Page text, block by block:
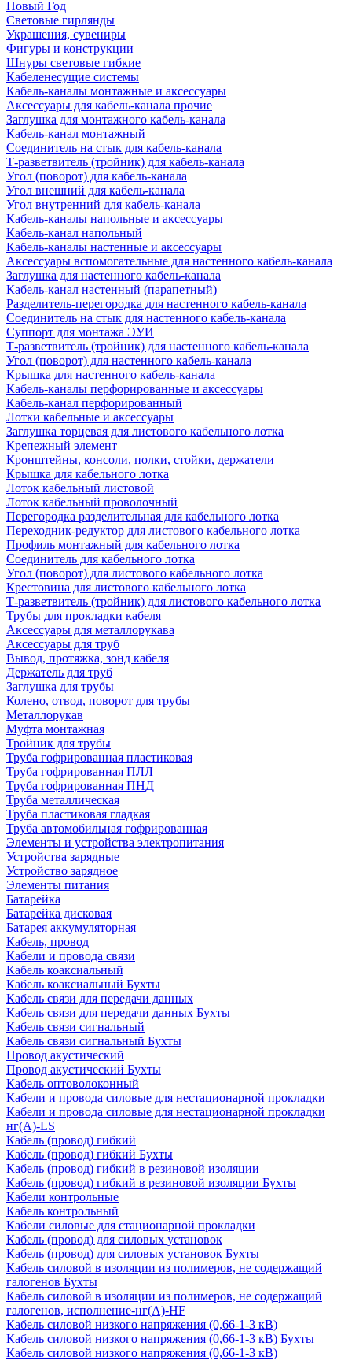
Новый Год
Световые гирлянды
Украшения, сувениры
Фигуры и конструкции
Шнуры световые гибкие
Кабеленесущие системы
Кабель-каналы монтажные и аксессуары
Аксессуары для кабель-канала прочие
Заглушка для монтажного кабель-канала
Кабель-канал монтажный
Соединитель на стык для кабель-канала
Т-разветвитель (тройник) для кабель-канала
Угол (поворот) для кабель-канала
Угол внешний для кабель-канала
Угол внутренний для кабель-канала
Кабель-каналы напольные и аксессуары
Кабель-канал напольный
Кабель-каналы настенные и аксессуары
Аксессуары вспомогательные для настенного кабель-канала
Заглушка для настенного кабель-канала
Кабель-канал настенный (парапетный)
Разделитель-перегородка для настенного кабель-канала
Соединитель на стык для настенного кабель-канала
Суппорт для монтажа ЭУИ
Т-разветвитель (тройник) для настенного кабель-канала
Угол (поворот) для настенного кабель-канала
Крышка для настенного кабель-канала
Кабель-каналы перфорированные и аксессуары
Кабель-канал перфорированный
Лотки кабельные и аксессуары
Заглушка торцевая для листового кабельного лотка
Крепежный элемент
Кронштейны, консоли, полки, стойки, держатели
Крышка для кабельного лотка
Лоток кабельный листовой
Лоток кабельный проволочный
Перегородка разделительная для кабельного лотка
Переходник-редуктор для листового кабельного лотка
Профиль монтажный для кабельного лотка
Соединитель для кабельного лотка
Угол (поворот) для листового кабельного лотка
Крестовина для листового кабельного лотка
Т-разветвитель (тройник) для листового кабельного лотка
Трубы для прокладки кабеля
Аксессуары для металлорукава
Аксессуары для труб
Вывод, протяжка, зонд кабеля
Держатель для труб
Заглушка для трубы
Колено, отвод, поворот для трубы
Металлорукав
Муфта монтажная
Тройник для трубы
Труба гофрированная пластиковая
Труба гофрированная ПЛЛ
Труба гофрированная ПНД
Труба металлическая
Труба пластиковая гладкая
Труба автомобильная гофрированная
Элементы и устройства электропитания
Устройства зарядные
Устройство зарядное
Элементы питания
Батарейка
Батарейка дисковая
Батарея аккумуляторная
Кабель, провод
Кабели и провода связи
Кабель коаксиальный
Кабель коаксиальный Бухты
Кабель связи для передачи данных
Кабель связи для передачи данных Бухты
Кабель связи сигнальный
Кабель связи сигнальный Бухты
Провод акустический
Провод акустический Бухты
Кабель оптоволоконный
Кабели и провода силовые для нестационарной прокладки
Кабели и провода силовые для нестационарной прокладки
нг(А)-LS
Кабель (провод) гибкий
Кабель (провод) гибкий Бухты
Кабель (провод) гибкий в резиновой изоляции
Кабель (провод) гибкий в резиновой изоляции Бухты
Кабели контрольные
Кабель контрольный
Кабели силовые для стационарной прокладки
Кабель (провод) для силовых установок
Кабель (провод) для силовых установок Бухты
Кабель силовой в изоляции из полимеров, не содержащий
галогенов Бухты
Кабель силовой в изоляции из полимеров, не содержащий
галогенов, исполнение-нг(А)-HF
Кабель силовой низкого напряжения (0,66-1-3 кВ)
Кабель силовой низкого напряжения (0,66-1-3 кВ) Бухты
Кабель силовой низкого напряжения (0,66-1-3 кВ)